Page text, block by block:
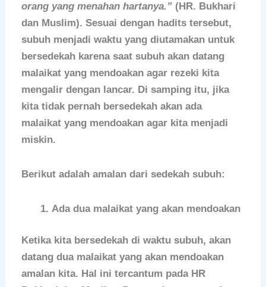
orang yang menahan hartanya.” (HR. Bukhari
dan Muslim). Sesuai dengan hadits tersebut,
subuh menjadi waktu yang diutamakan untuk
bersedekah karena saat subuh akan datang
malaikat yang mendoakan agar rezeki kita
mengalir dengan lancar. Di samping itu, jika
kita tidak pernah bersedekah akan ada
malaikat yang mendoakan agar kita menjadi
miskin.
Berikut adalah amalan dari sedekah subuh:
Ada dua malaikat yang akan mendoakan
Ketika kita bersedekah di waktu subuh, akan
datang dua malaikat yang akan mendoakan
amalan kita. Hal ini tercantum pada HR